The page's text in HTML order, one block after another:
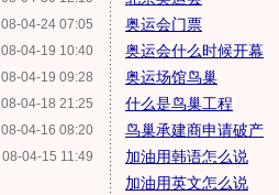
08-04-24 07:05
08-04-19 10:40
08-04-19 09:28
08-04-18 21:25
08-04-16 08:20
08-04-15 11:49
奥运会门票
奥运会什么时候开幕
奥运场馆鸟巢
什么是鸟巢工程
鸟巢承建商申请破产
加油用韩语怎么说
加油用英文怎么说